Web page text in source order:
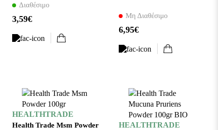
Διαθέσιμο
3,59€ Μη Διαθέσιμο
6,95€
HEALTHTRADE
Health Trade Msm Powder
HEALTHTRADE